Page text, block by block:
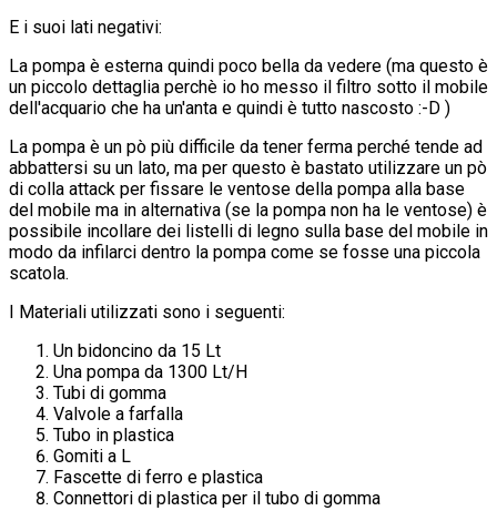
E i suoi lati negativi:
La pompa è esterna quindi poco bella da vedere (ma questo è
un piccolo dettaglia perchè io ho messo il filtro sotto il mobile
dell'acquario che ha un'anta e quindi è tutto nascosto :-D )
La pompa è un pò più difficile da tener ferma perché tende ad
abbattersi su un lato, ma per questo è bastato utilizzare un pò
di colla attack per fissare le ventose della pompa alla base
del mobile ma in alternativa (se la pompa non ha le ventose) è
possibile incollare dei listelli di legno sulla base del mobile in
modo da infilarci dentro la pompa come se fosse una piccola
scatola.
I Materiali utilizzati sono i seguenti:
Un bidoncino da 15 Lt
Una pompa da 1300 Lt/H
Tubi di gomma
Valvole a farfalla
Tubo in plastica
Gomiti a L
Fascette di ferro e plastica
Connettori di plastica per il tubo di gomma